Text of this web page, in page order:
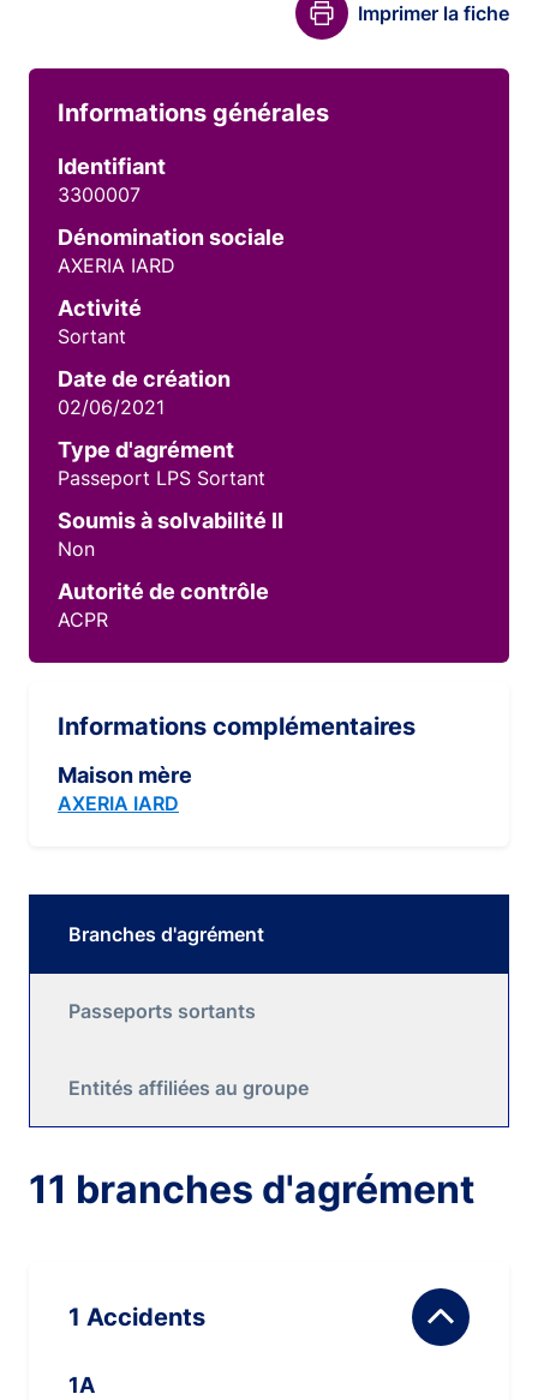
Imprimer la fiche
Informations générales
Identifiant
3300007
Dénomination sociale
AXERIA IARD
Activité
Sortant
Date de création
02/06/2021
Type d'agrément
Passeport LPS Sortant
Soumis à solvabilité II
Non
Autorité de contrôle
ACPR
Informations complémentaires
Maison mère
AXERIA IARD
Branches d'agrément
Passeports sortants
Entités affiliées au groupe
11 branches d'agrément
1 Accidents
1A